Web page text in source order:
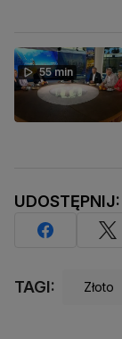
55 min
UDOSTĘPNIJ:
TAGI: Złoto